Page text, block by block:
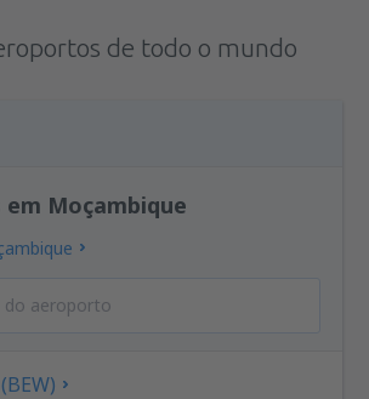
de todo o mundo
Moçambique